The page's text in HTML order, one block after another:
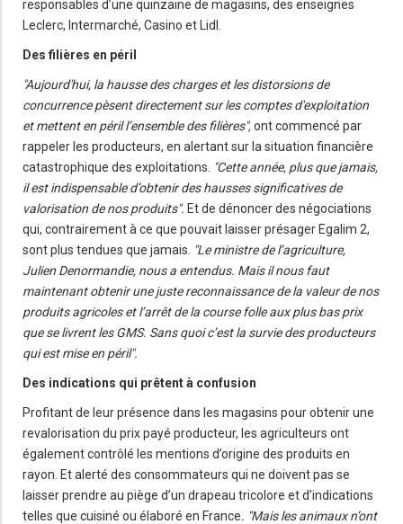
responsables d’une quinzaine de magasins, des enseignes
Leclerc, Intermarché, Casino et Lidl.
Des filières en péril
"Aujourd'hui, la hausse des charges et les distorsions de
concurrence pèsent directement sur les comptes d'exploitation
et mettent en péril l’ensemble des filières",ont commencé par
rappeler les producteurs, en alertant sur la situation financière
catastrophique des exploitations. "Cette année, plus que jamais,
il est indispensable d’obtenir des hausses significatives de
valorisation de nos produits". Et de dénoncer des négociations
qui, contrairement à ce que pouvait laisser présager Egalim 2,
sont plus tendues que jamais. "Le ministre de l’agriculture,
Julien Denormandie, nous a entendus. Mais il nous faut
maintenant obtenir une juste reconnaissance de la valeur de nos
produits agricoles et l’arrêt de la course folle aux plus bas prix
que se livrent les GMS. Sans quoi c’est la survie des producteurs
qui est mise en péril".
Des indications qui prêtent à confusion
Profitant de leur présence dans les magasins pour obtenir une
revalorisation du prix payé producteur, les agriculteurs ont
également contrôlé les mentions d’origine des produits en
rayon. Et alerté des consommateurs qui ne doivent pas se
laisser prendre au piège d’un drapeau tricolore et d’indications
telles que cuisiné ou élaboré en France. "Mais les animaux n’ont